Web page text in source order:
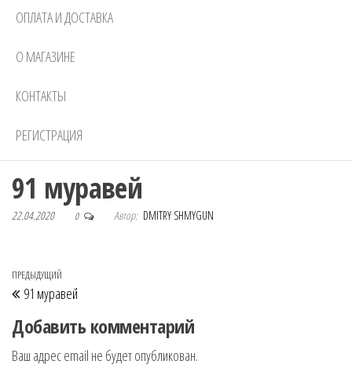
ОПЛАТА И ДОСТАВКА
О МАГАЗИНЕ
КОНТАКТЫ
РЕГИСТРАЦИЯ
91 муравей
22.04.2020 0 Автор: DMITRY SHMYGUN
Навигация по записям
Предыдущая запись
ПРЕДЫДУЩИЙ
91 муравей
Добавить комментарий
Ваш адрес email не будет опубликован.